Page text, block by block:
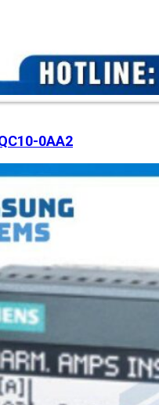
0AA2